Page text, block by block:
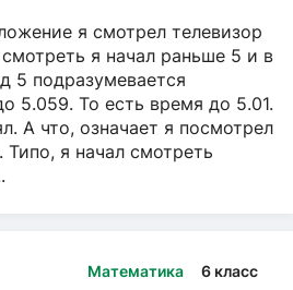
я смотрел телевизор
я начал раньше 5 и в
5 подразумевается
5.059. То есть время до 5.01.
А что, означает я посмотрел
Типо, я начал смотреть
Математика 6 класс